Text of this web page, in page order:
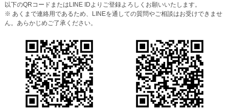
以下のQRコードまたはLINE IDよりご登録よろしくお願いいたします。
※ あくまで連絡用であるため、LINEを通しての質問やご相談はお受けできませ
ん。あらかじめご了承ください。